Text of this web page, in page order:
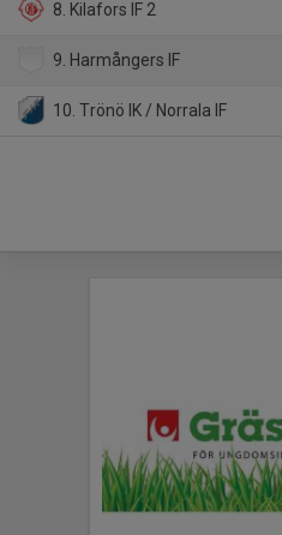
8. Kilafors IF 2
9. Harmångers IF
10. Trönö IK / Norrala IF